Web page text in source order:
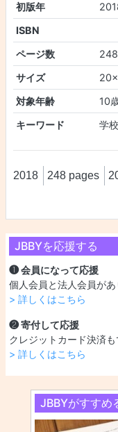
JBBYを応援する
❶ 会員になって応援
個人会員と法人会員があ
> 詳しくはこちら
❷ 寄付して応援
クレジットカード決済
> 詳しくはこちら
JBBYがすすめ
初版年
ISBN
ページ数
サイズ
対象年齢
10
キーワード
学
2018 248 pages